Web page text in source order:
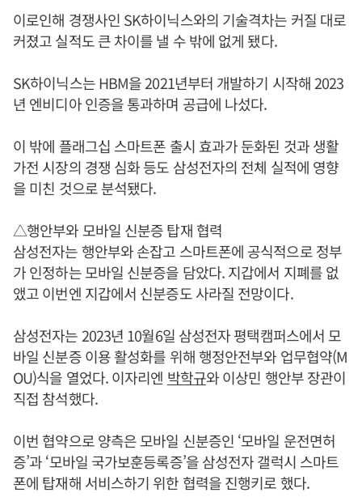
이로인해 경쟁사인 SK하이닉스와의 기술격차는 커질 대로
커졌고 실적도 큰 차이를 낼 수 밖에 없게 됐다.
SK하이닉스는 HBM을 2021년부터 개발하기 시작해 2023
년 엔비디아 인증을 통과하며 공급에 나섰다.
이 밖에 플래그십 스마트폰 출시 효과가 둔화된 것과 생활
가전 시장의 경쟁 심화 등도 삼성전자의 전체 실적에 영향
을 미친 것으로 분석됐다.
△행안부와 모바일 신분증 탑재 협력
삼성전자는 행안부와 손잡고 스마트폰에 공식적으로 정부
가 인정하는 모바일 신분증을 담았다. 지갑에서 지폐를 없
앴고 이번엔 지갑에서 신분증도 사라질 전망이다.
삼성전자는 2023년 10월6일 삼성전자 평택캠퍼스에서 모
바일 신분증 이용 활성화를 위해 행정안전부와 업무협약(M
OU)식을 열었다. 이자리엔 박학규와 이상민 행안부 장관이
직접 참석했다.
이번 협약으로 양측은 모바일 신분증인 ‘모바일 운전면허
증’과 ‘모바일 국가보훈등록증’을 삼성전자 갤럭시 스마트
폰에 탑재해 서비스하기 위한 협력을 진행키로 했다.